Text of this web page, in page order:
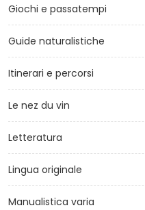
Giochi e passatempi
Guide naturalistiche
Itinerari e percorsi
Le nez du vin
Letteratura
Lingua originale
Manualistica varia